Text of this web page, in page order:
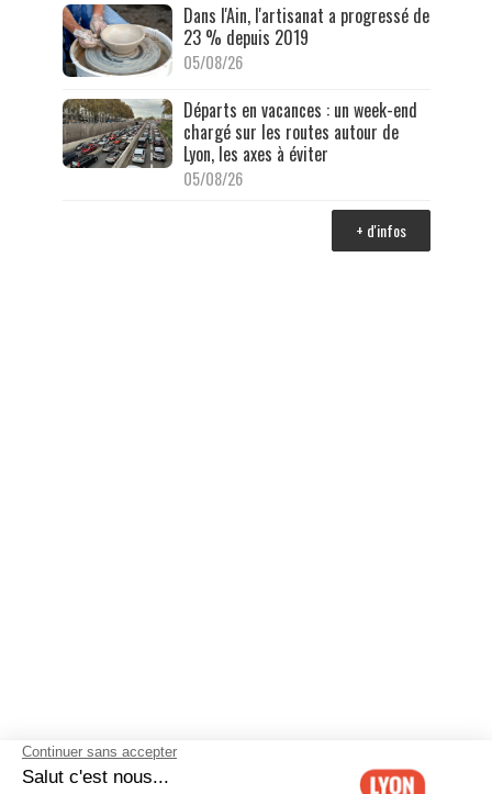
Dans l'Ain, l'artisanat a progressé de
23 % depuis 2019
05/08/26
Départs en vacances : un week-end
chargé sur les routes autour de
Lyon, les axes à éviter
05/08/26
+ d'infos